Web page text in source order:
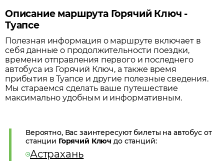
Описание маршрута Горячий Ключ -
Туапсе
Полезная информация о маршруте включает в
себя данные о продолжительности поездки,
времени отправления первого и последнего
автобуса из Горячий Ключ, а также время
прибытия вТуапсе и другие полезные сведения.
Мы стараемся сделать ваше путешествие
максимально удобным и информативным.
Вероятно, Вас заинтересуют билеты на автобус от
станции Горячий Ключ до станций:
Астрахань